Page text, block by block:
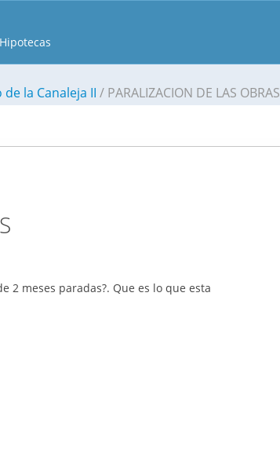
Hipotecas
la Canaleja II PARALIZACION DE LAS OBRAS
2 meses paradas?. Que es lo que esta